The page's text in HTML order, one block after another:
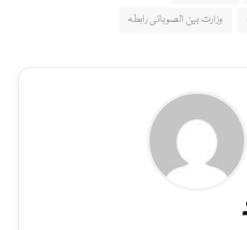
وزارت بین الصوبائی رابطہ